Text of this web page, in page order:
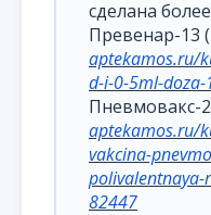
сделана
Превенар-13
aptekamos.ru/
d-i-0-5ml-
Пневмовакс-
aptekamos.ru/
vakcina-
82447